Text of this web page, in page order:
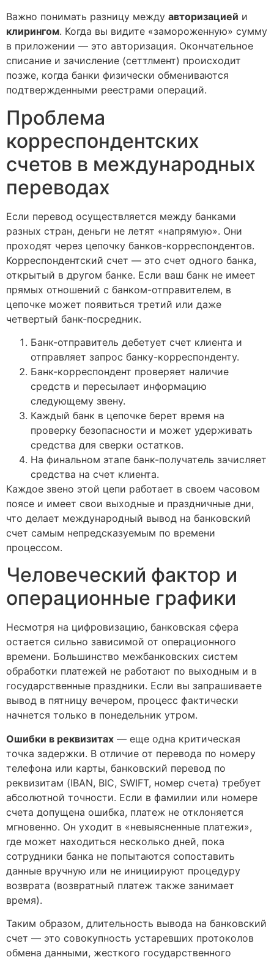
Важно понимать разницу между авторизацией и
клирингом. Когда вы видите «замороженную» сумму
в приложении — это авторизация. Окончательное
списание и зачисление (сеттлмент) происходит
позже, когда банки физически обмениваются
подтвержденными реестрами операций.
Проблема
корреспондентских
счетов в международных
переводах
Если перевод осуществляется между банками
разных стран, деньги не летят «напрямую». Они
проходят через цепочку банков-корреспондентов.
Корреспондентский счет — это счет одного банка,
открытый в другом банке. Если ваш банк не имеет
прямых отношений с банком-отправителем, в
цепочке может появиться третий или даже
четвертый банк-посредник.
Банк-отправитель дебетует счет клиента и
отправляет запрос банку-корреспонденту.
Банк-корреспондент проверяет наличие
средств и пересылает информацию
следующему звену.
Каждый банк в цепочке берет время на
проверку безопасности и может удерживать
средства для сверки остатков.
На финальном этапе банк-получатель зачисляет
средства на счет клиента.
Каждое звено этой цепи работает в своем часовом
поясе и имеет свои выходные и праздничные дни,
что делает международный вывод на банковский
счет самым непредсказуемым по времени
процессом.
Человеческий фактор и
операционные графики
Несмотря на цифровизацию, банковская сфера
остается сильно зависимой от операционного
времени. Большинство межбанковских систем
обработки платежей не работают по выходным и в
государственные праздники. Если вы запрашиваете
вывод в пятницу вечером, процесс фактически
начнется только в понедельник утром.
Ошибки в реквизитах — еще одна критическая
точка задержки. В отличие от перевода по номеру
телефона или карты, банковский перевод по
реквизитам (IBAN, BIC, SWIFT, номер счета) требует
абсолютной точности. Если в фамилии или номере
счета допущена ошибка, платеж не отклоняется
мгновенно. Он уходит в «невыясненные платежи»,
где может находиться несколько дней, пока
сотрудники банка не попытаются сопоставить
данные вручную или не инициируют процедуру
возврата (возвратный платеж также занимает
время).
Таким образом, длительность вывода на банковский
счет — это совокупность устаревших протоколов
обмена данными, жесткого государственного